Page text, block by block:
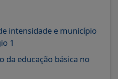
intensidade e município
1
da educação básica no